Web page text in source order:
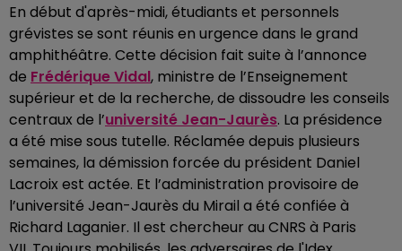
En début d'après-midi, étudiants et personnels
grévistes se sont réunis en urgence dans le grand
amphithéâtre. Cette décision fait suite à l’annonce
de Frédérique Vidal, ministre de l’Enseignement
supérieur et de la recherche, de dissoudre les conseils
centraux de l’université Jean-Jaurès. La présidence
a été mise sous tutelle. Réclamée depuis plusieurs
semaines, la démission forcée du président Daniel
Lacroix est actée. Et l’administration provisoire de
l’université Jean-Jaurès du Mirail a été confiée à
Richard Laganier. Il est chercheur au CNRS à Paris